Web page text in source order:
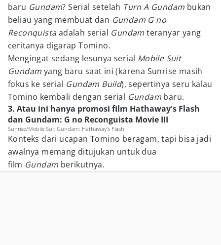
baru Gundam? Serial setelah Turn A Gundam bukan
beliau yang membuat dan Gundam G no
Reconquistaadalah serial Gundamteranyar yang
ceritanya digarap Tomino.
Mengingat sedang lesunya serial Mobile Suit
Gundam yang baru saat ini (karena Sunrise masih
fokus ke serial Gundam Build), sepertinya seru kalau
Tomino kembali dengan serial Gundam baru.
3. Atau ini hanya promosi film Hathaway's Flash
dan Gundam: G no Reconguista Movie III
Sunrise/Mobile Suit Gundam: Hathaway's Flash
Konteks dari ucapan Tomino beragam, tapi bisa jadi
awalnya memang ditujukan untuk dua
film Gundam berikutnya.